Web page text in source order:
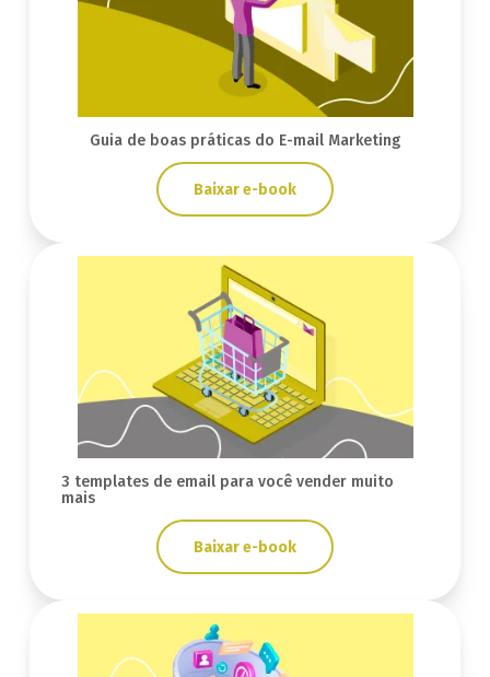
Guia de boas práticas do E-mail Marketing
Baixar e-book
3 templates de email para você vender muito
mais
Baixar e-book